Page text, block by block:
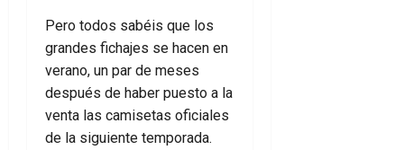
Pero todos sabéis que los
grandes fichajes se hacen en
verano, un par de meses
después de haber puesto a la
venta las camisetas oficiales
de la siguiente temporada.